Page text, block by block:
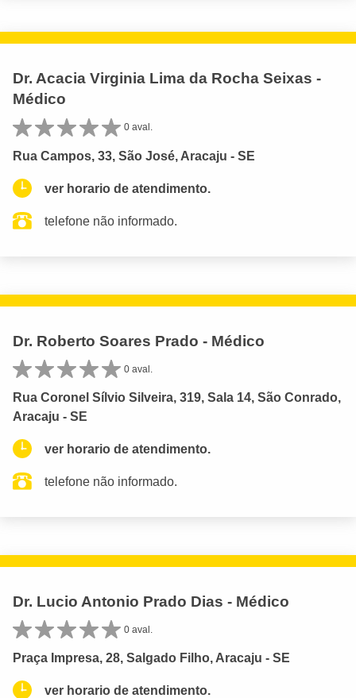
Dr. Acacia Virginia Lima da Rocha Seixas -
Médico
0 aval.
Rua Campos, 33, São José, Aracaju - SE
ver horario de atendimento.
telefone não informado.
Dr. Roberto Soares Prado - Médico
0 aval.
Rua Coronel Sílvio Silveira, 319, Sala 14, São Conrado,
Aracaju - SE
ver horario de atendimento.
telefone não informado.
Dr. Lucio Antonio Prado Dias - Médico
0 aval.
Praça Impresa, 28, Salgado Filho, Aracaju - SE
ver horario de atendimento.